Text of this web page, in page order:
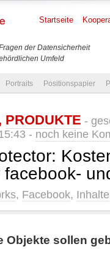
der Datensicherheit
Umfeld
Startseite
Portraits Positionspapier
PRODUKTE -
- noch keine
, Facebook, Inhalte
Objekte sollen